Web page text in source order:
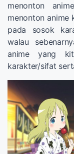
menonton
menonton anime
pada sosok
walau
anime yang
karakter/sifat